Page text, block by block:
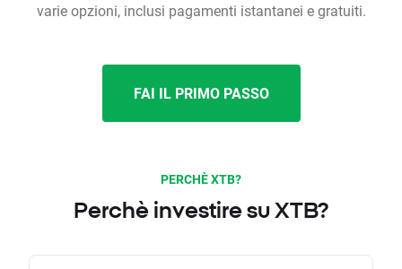
varie opzioni, inclusi pagamenti istantanei e gratuiti.
FAI IL PRIMO PASSO
PERCHÈ XTB?
Perchè investire su XTB?